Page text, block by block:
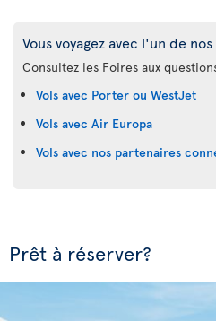
Vous voyagez avec l'un de
Consultez les Foires aux
Vols avec Porter ou WestJet
Vols avec Air Europa
Vols avec nos partenaires
Prêt à réserver?